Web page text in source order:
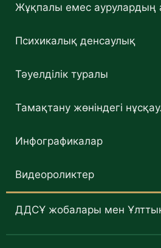
Жұқпалы емес аурулардың
Психикалық денсаулық
Тәуелділік туралы
Тамақтану жөніндегі
Инфографикалар
Видеороликтер
ДДСҰ жобалары мен